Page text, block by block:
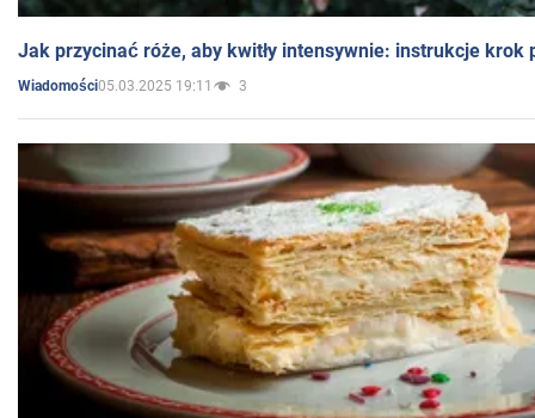
Jak przycinać róże, aby kwitły intensywnie: instrukcje krok
Wiadomości05.03.2025 19:11 3